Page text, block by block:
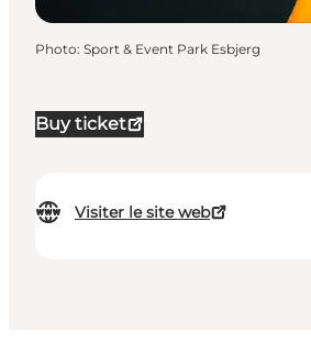
Buy ticket
Visiter le site web
Photo: Sport & Event Park Esbjerg